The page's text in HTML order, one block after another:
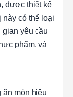
được thiết kế
này có thể loại
gian yêu cầu
phẩm, và
ăn mòn hiệu